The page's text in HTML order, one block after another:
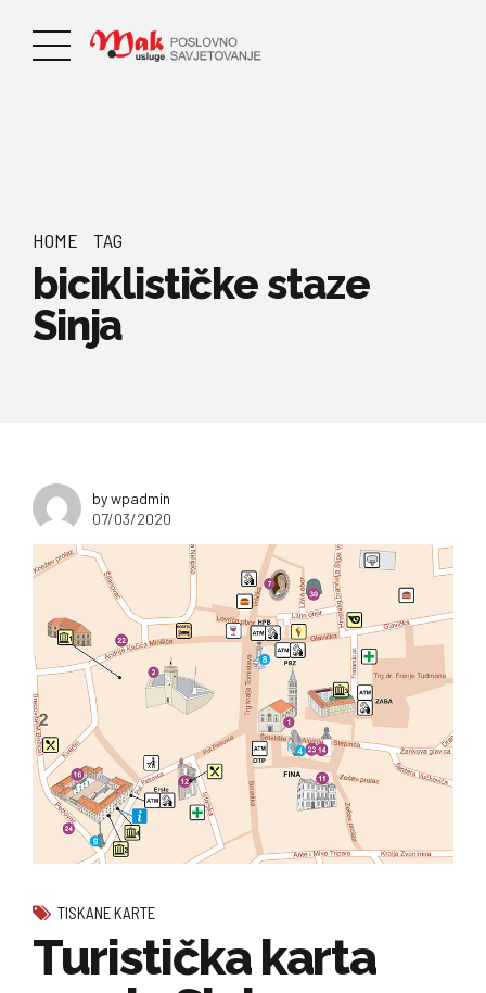
HOME TAG
biciklističke staze
Sinja
by wpadmin
07/03/2020
TISKANE KARTE
Turistička karta